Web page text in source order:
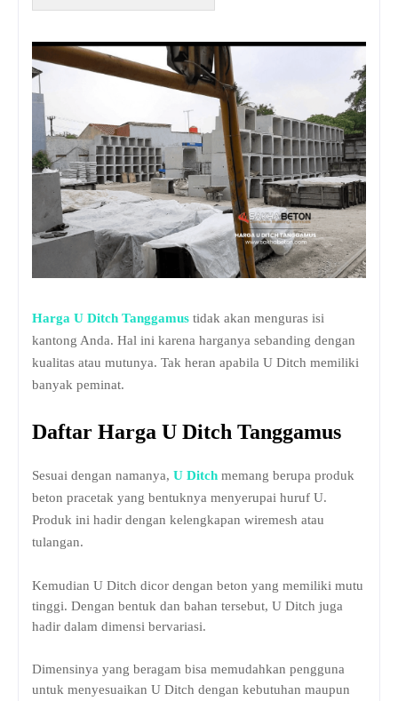
Harga U Ditch Tanggamus tidak akan menguras isi
kantong Anda. Hal ini karena harganya sebanding dengan
kualitas atau mutunya. Tak heran apabila U Ditch memiliki
banyak peminat.
Daftar Harga U Ditch Tanggamus
Sesuai dengan namanya, U Ditch memang berupa produk
beton pracetak yang bentuknya menyerupai huruf U.
Produk ini hadir dengan kelengkapan wiremesh atau
tulangan.
Kemudian U Ditch dicor dengan beton yang memiliki mutu
tinggi. Dengan bentuk dan bahan tersebut, U Ditch juga
hadir dalam dimensi bervariasi.
Dimensinya yang beragam bisa memudahkan pengguna
untuk menyesuaikan U Ditch dengan kebutuhan maupun